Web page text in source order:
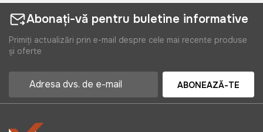
Abonați-vă pentru buletine informative
Primiți actualizări prin e-mail despre cele mai recente produse
și oferte
ABONEAZĂ-TE